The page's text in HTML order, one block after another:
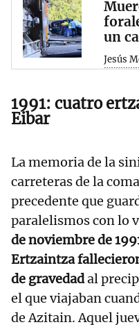
un
Jesús
1991: cuatro
Eibar
La memoria de la
carreteras de la
precedente que
paralelismos con lo
de noviembre de
Ertzaintza
de gravedadal
el que viajaban
de Azitain. Aquel